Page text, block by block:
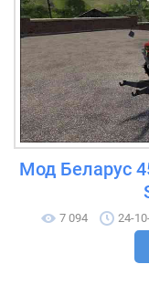
Мод Беларус
7 094 24-